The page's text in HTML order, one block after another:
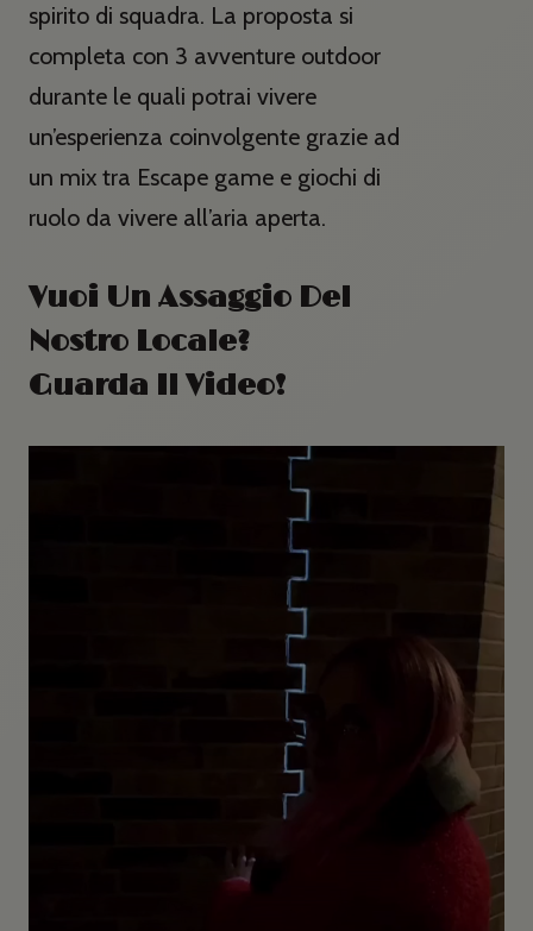
spirito di squadra. La proposta si
completa con 3 avventure outdoor
durante le quali potrai vivere
un’esperienza coinvolgente grazie ad
un mix tra Escape game e giochi di
ruolo da vivere all’aria aperta.
Vuoi Un Assaggio Del
Nostro Locale?
Guarda Il Video!